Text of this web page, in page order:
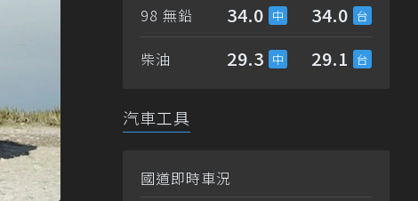
98 無鉛 34.0 34.0
柴油 29.3 29.1
汽車工具
國道即時車況